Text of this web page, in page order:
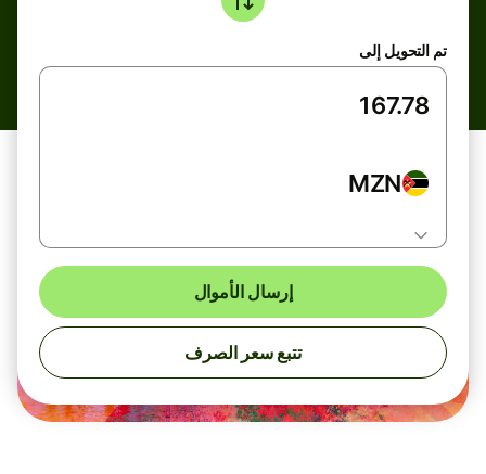
تم التحويل إلى
MZN
إرسال الأموال
تتبع سعر الصرف